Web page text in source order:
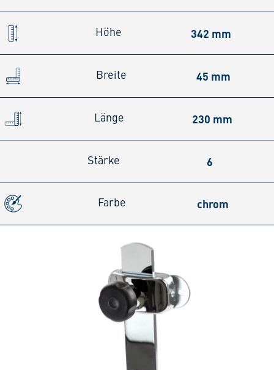
Höhe 342 mm
Breite 45 mm
Länge 230 mm
Stärke 6
Farbe chrom